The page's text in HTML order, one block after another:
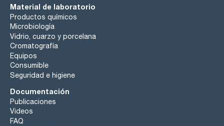
Material de laboratorio
Productos químicos
Microbiología
Vidrio, cuarzo y porcelana
Cromatografía
Equipos
Consumible
Seguridad e higiene
Documentación
Publicaciones
Videos
FAQ